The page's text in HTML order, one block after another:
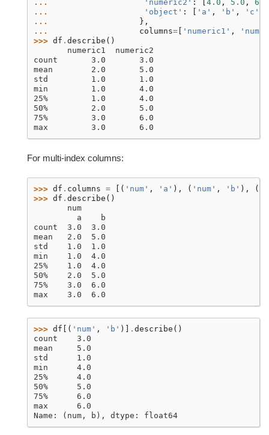
... 'numeric2' : 4.0 , 5.0 ,
6.0
...
'object' : 'a' , 'b' , 'c'
...
},
...
columns= 'numeric1' ,
>>> df . describe ()
       numeric1  numeric2
count       3.0       3.0
mean        2.0       5.0
std         1.0       1.0
min         1.0       4.0
25%         1.0       4.0
50%         2.0       5.0
75%         3.0       6.0
max         3.0       6.0
For multi-index columns:
>>> df . columns = [( 'num' , 'a' ), ( 'num' , 'b' ), (
>>> df . describe ()
       num
         a    b
count  3.0  3.0
mean   2.0  5.0
std    1.0  1.0
min    1.0  4.0
25%    1.0  4.0
50%    2.0  5.0
75%    3.0  6.0
max    3.0  6.0
>>> df [( 'num' , 'b' )] . describe ()
count    3.0
mean     5.0
std      1.0
min      4.0
25%      4.0
50%      5.0
75%      6.0
max      6.0
Name: (num, b), dtype: float64